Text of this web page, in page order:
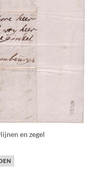
en zegel